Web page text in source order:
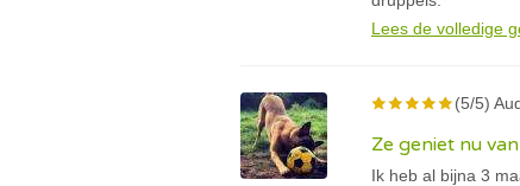
Lees de volledige
(5/5)
Ze geniet nu
Ik heb al bijna 3